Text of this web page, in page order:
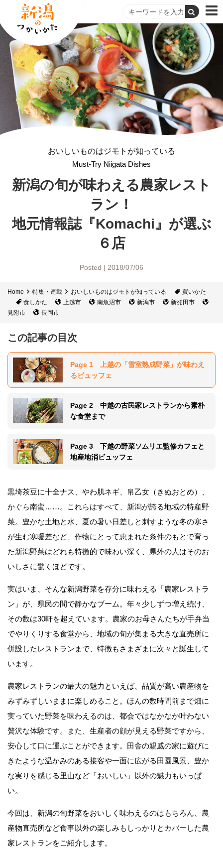
おいしいものはジモトが知っている
Must-Try Niigata Dishes
新潟の旬が味わえる農家レスト
ラン！
地元情報誌『Komachi』 が選ぶ
６店
Posted | 2018/07/06
Home 特集・連載 おいしいものはジモトが知っている
買いかた
食しかた
上越市 南魚沼市 新潟市
新発田市
見附市
長岡市
この記事の目次
Page 1 上越の「雪室熟成野菜」が味わえ
るビュッフェ
Page 2 中越の古民家レストランから素朴
な食堂まで
Page 3 下越の野菜ソムリエ監修カフェと
地産地消ビュッフェ
黒埼茶豆に十全ナス、やわ肌ネギ、帛乙女（きぬおとめ）、
かぐら南蛮……。これらはすべて、新潟が誇る地域の特産野
菜。豊かな土地と水、夏の暑い日差しと刺すような冬の寒さ
が生む寒暖差など、作物にとって恵まれた条件のもとで育っ
た新潟野菜はどれも特徴的で味わい深く、県外の人はそのお
いしさに驚くほどです。
実はいま、そんな新潟野菜を存分に味わえる「農家レストラ
ン」が、県民の間で静かなブーム。年々少しずつ増え続け、
その数は30軒を超えています。農家のお母さんたちが手弁当
でやりくりする食堂から、地域の旬が集まる大きな直売所に
併設したレストランまで、特徴もさまざまに次々と誕生して
います。
農家レストランの最大の魅力といえば、品質が高い農産物を
みずみずしいままに楽しめること。ほんの数時間前まで畑に
実っていた野菜を味わえるのは、都会ではなかなか叶わない
贅沢な体験です。また、生産者の顔が見える野菜ですから、
安心して口に運ぶことができます。田舎の親戚の家に遊びに
きたような温かみのある接客や一面に広がる田園風景、豊か
な実りを感じる里山など「おいしい」以外の魅力もいっぱ
い。
今回は、新潟の旬野菜をおいしく味わえるのはもちろん、農
産物直売所など食事以外の楽しみもしっかりとカバーした農
家レストランをご紹介します。